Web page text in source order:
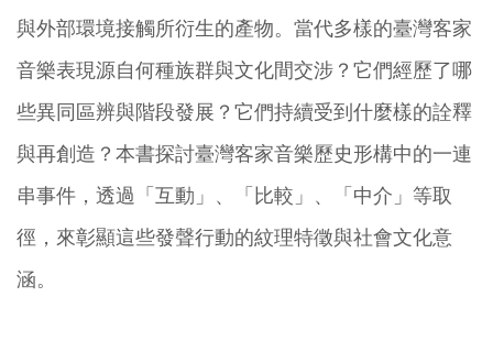
與外部環境接觸所衍生的產物。當代多樣的臺灣客家
音樂表現源自何種族群與文化間交涉？它們經歷了哪
些異同區辨與階段發展？它們持續受到什麼樣的詮釋
與再創造？本書探討臺灣客家音樂歷史形構中的一連
串事件，透過「互動」、「比較」、「中介」等取
徑，來彰顯這些發聲行動的紋理特徵與社會文化意
涵。